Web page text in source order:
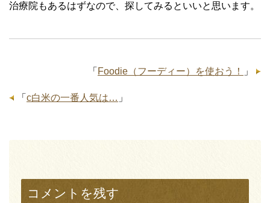
治療院もあるはずなので、探してみるといいと思います。
「 Foodie（フーディー）を使おう！ 」
「 c白米の一番人気は… 」
コメントを残す